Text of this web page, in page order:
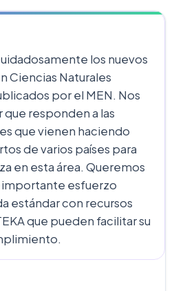
los nuevos
Ciencias Naturales
por el MEN. Nos
responden a las
que vienen haciendo
de varios países para
en esta área. Queremos
importante esfuerzo
estándar con recursos
que pueden facilitar su